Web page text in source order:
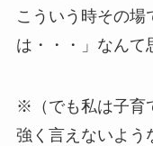
こういう時その場
は・・・」なんて
※（でも私は子育
強く言えないよう